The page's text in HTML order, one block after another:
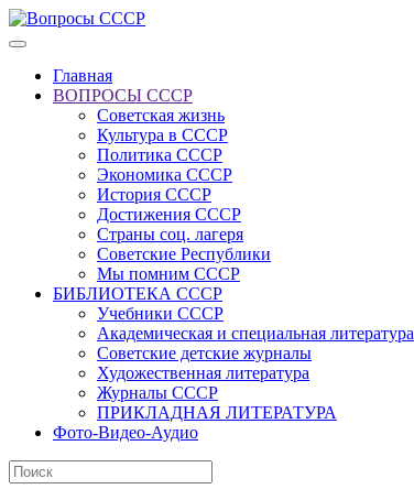
Главная
ВОПРОСЫ СССР
Советская жизнь
Культура в СССР
Политика СССР
Экономика СССР
История СССР
Достижения СССР
Страны соц. лагеря
Советские Республики
Мы помним СССР
БИБЛИОТЕКА СССР
Учебники СССР
Академическая и специальная литература
Советские детские журналы
Художественная литература
Журналы СССР
ПРИКЛАДНАЯ ЛИТЕРАТУРА
Фото-Видео-Аудио